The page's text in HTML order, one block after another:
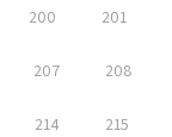
200 201
207 208
214 215